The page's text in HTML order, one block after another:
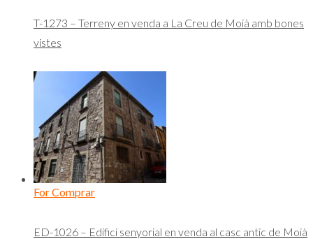
T-1273 – Terreny en venda a La Creu de Moià amb bones
vistes
For Comprar
ED-1026 – Edifici senyorial en venda al casc antic de Moià